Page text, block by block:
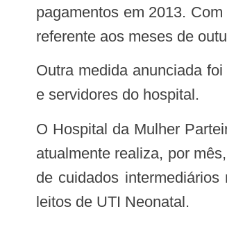
pagamentos em 2013.
referente aos meses de
Outra medida anunciada foi o aumento na segurança privada na unidade, garantindo mais tranquilidade para os frequentadores
e servidores do hospital.
O Hospital da Mulher Parteira Maria Correia é referência em gestação de alto risco na Região Oeste do Rio Grande do Norte e
atualmente realiza, por
de cuidados
leitos de UTI Neonatal.